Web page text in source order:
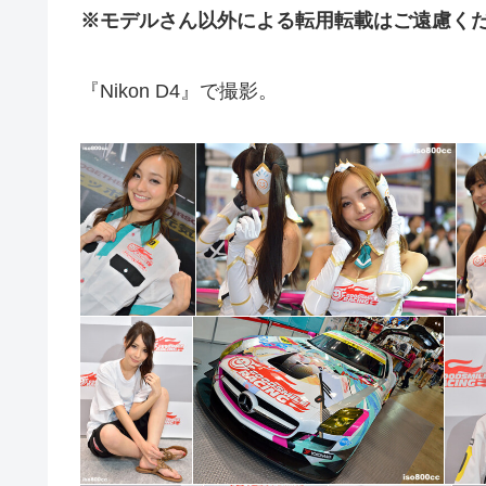
※モデルさん以外による転用転載はご遠慮く
『Nikon D4』で撮影。